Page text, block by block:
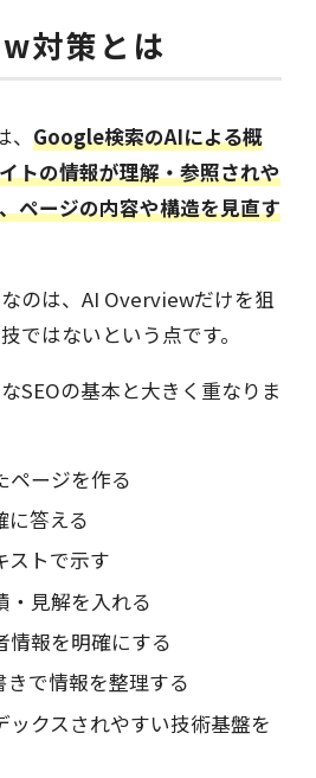
対策とは
Google検索のAIによる概
トの情報が理解・参照されや
ページの内容や構造を見直す
のは、AI Overviewだけを狙
ではないという点です。
SEOの基本と大きく重なりま
ページを作る
に答える
ストで示す
・見解を入れる
情報を明確にする
きで情報を整理する
ックスされやすい技術基盤を